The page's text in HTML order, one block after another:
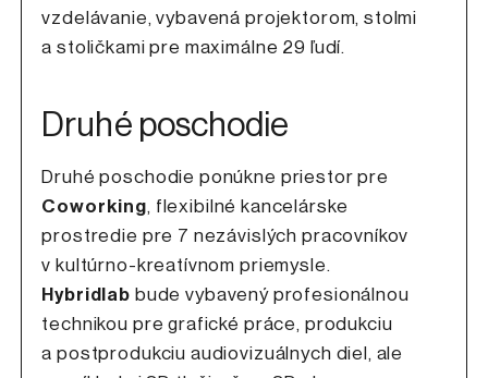
vzdelávanie, vybavená projektorom, stolmi
a stoličkami pre maximálne 29 ľudí.
Druhé poschodie
Druhé poschodie ponúkne priestor pre
Coworking, flexibilné kancelárske
prostredie pre 7 nezávislých pracovníkov
v kultúrno-kreatívnom priemysle.
Hybridlab bude vybavený profesionálnou
technikou pre grafické práce, produkciu
a postprodukciu audiovizuálnych diel, ale